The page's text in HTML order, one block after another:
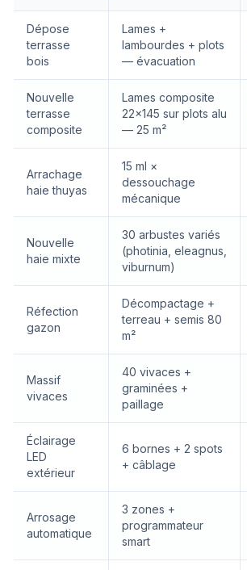
Dépose
terrasse
bois
Lames +
lambourdes + plots
— évacuation
Nouvelle
terrasse
composite
Lames composite
22×145 sur plots alu
— 25 m²
Arrachage
haie thuyas
15 ml ×
dessouchage
mécanique
Nouvelle
haie mixte
30 arbustes variés
(photinia, eleagnus,
viburnum)
Réfection
gazon
Décompactage +
terreau + semis 80
m²
Massif
vivaces
40 vivaces +
graminées +
paillage
Éclairage
LED
extérieur
6 bornes + 2 spots
+ câblage
Arrosage
automatique
3 zones +
programmateur
smart